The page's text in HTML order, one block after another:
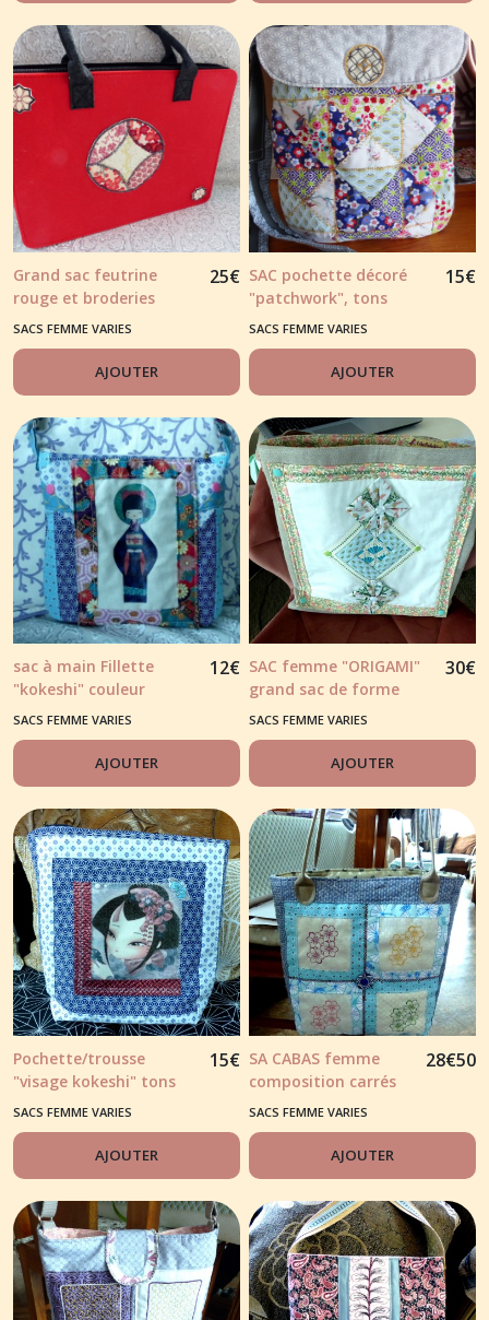
Grand sac feutrine
rouge et broderies
quilting libre
25€
SACS FEMME VARIES
AJOUTER
SAC pochette décoré
"patchwork", tons
bleu/gris
15€
SACS FEMME VARIES
AJOUTER
sac à main Fillette
"kokeshi" couleur
bleu/mauve/rose
12€
SACS FEMME VARIES
AJOUTER
SAC femme "ORIGAMI"
grand sac de forme
carré, fond écru
30€
SACS FEMME VARIES
AJOUTER
Pochette/trousse
"visage kokeshi" tons
bleu/mauve
15€
SACS FEMME VARIES
AJOUTER
SA CABAS femme
composition carrés
SHASHIKO
28€50
SACS FEMME VARIES
AJOUTER